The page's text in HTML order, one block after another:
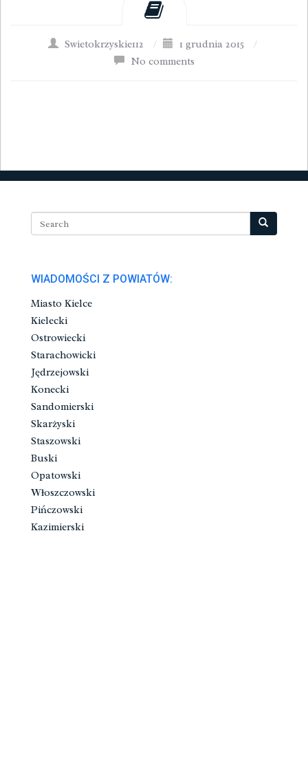
Swietokrzyskie112 / 1 grudnia 2015
/
No comments
WIADOMOŚCI Z POWIATÓW:
Miasto Kielce
Kielecki
Ostrowiecki
Starachowicki
Jędrzejowski
Konecki
Sandomierski
Skarżyski
Staszowski
Buski
Opatowski
Włoszczowski
Pińczowski
Kazimierski